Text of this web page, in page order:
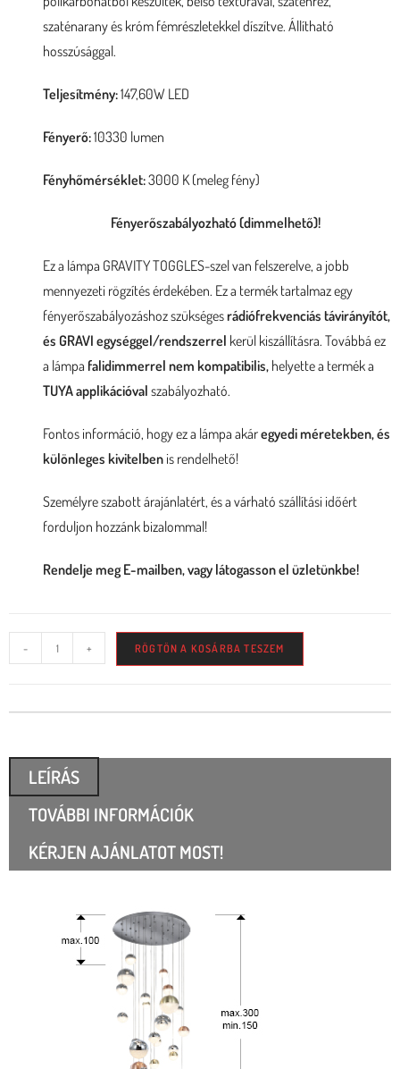
szaténarany és króm fémrészletekkel díszítve. Állítható
hosszúsággal.
Teljesítmény:147,60W LED
Fényerő:10330 lumen
Fényhőmérséklet:3000 K (meleg fény)
Fényerőszabályozható (dimmelhető)!
Ez a lámpa GRAVITY TOGGLES-szel van felszerelve, a jobb
mennyezeti rögzítés érdekében. Ez a termék tartalmaz egy
fényerőszabályozáshoz szükségesrádiófrekvenciás távirányítót,
és GRAVI egységgel/rendszerrel kerül kiszállításra. Továbbá ez
a lámpa falidimmerrel nem kompatibilis, helyette a termék a
TUYA applikációval szabályozható.
Fontos információ, hogy ez a lámpa akáregyedi méretekben, és
különleges kivitelben is rendelhető!
Személyre szabott árajánlatért, és a várható szállítási időért
forduljon hozzánk bizalommal!
Rendelje meg E-mailben, vagy látogasson el üzletünkbe!
- + RÖGTÖN A KOSÁRBA TESZEM
LEÍRÁS
TOVÁBBI INFORMÁCIÓK
KÉRJEN AJÁNLATOT MOST!